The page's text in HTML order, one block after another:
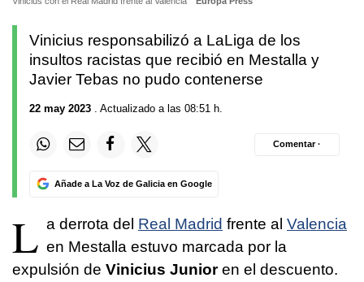
Vinicius responsabilizó a LaLiga de los
insultos racistas que recibió en Mestalla y
Javier Tebas no pudo contenerse
22 may 2023 . Actualizado a las 08:51 h.
Añade a La Voz de Galicia en Google
Comentar ·
L a derrota del Real Madrid frente al Valencia
en Mestalla estuvo marcada por la
expulsión de Vinicius Junioren el descuento.